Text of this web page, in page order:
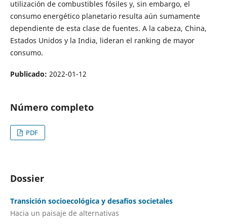
utilización de combustibles fósiles y, sin embargo, el
consumo energético planetario resulta aún sumamente
dependiente de esta clase de fuentes. A la cabeza, China,
Estados Unidos y la India, lideran el ranking de mayor
consumo.
Publicado: 2022-01-12
Número completo
PDF
Dossier
Transición socioecológica y desafíos societales
Hacia un paisaje de alternativas